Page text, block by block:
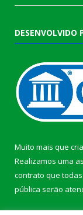
DESENVOLVIDO
Muito mais que
Realizamos uma
contrato que
pública serão